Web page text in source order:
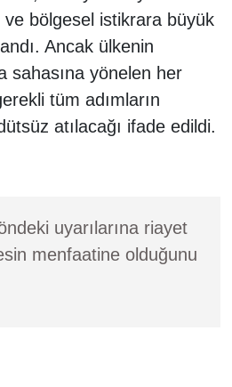
ve bölgesel istikrara büyük
Ancak ülkenin
sahasına yönelen her
tüm adımların
atılacağı ifade edildi.
uyarılarına riayet
menfaatine olduğunu